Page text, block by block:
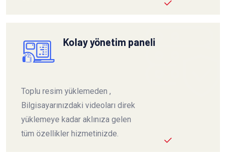
Kolay yönetim paneli
Toplu resim yüklemeden ,
Bilgisayarınızdaki videoları direk
yüklemeye kadar aklınıza gelen
tüm özellikler hizmetinizde.